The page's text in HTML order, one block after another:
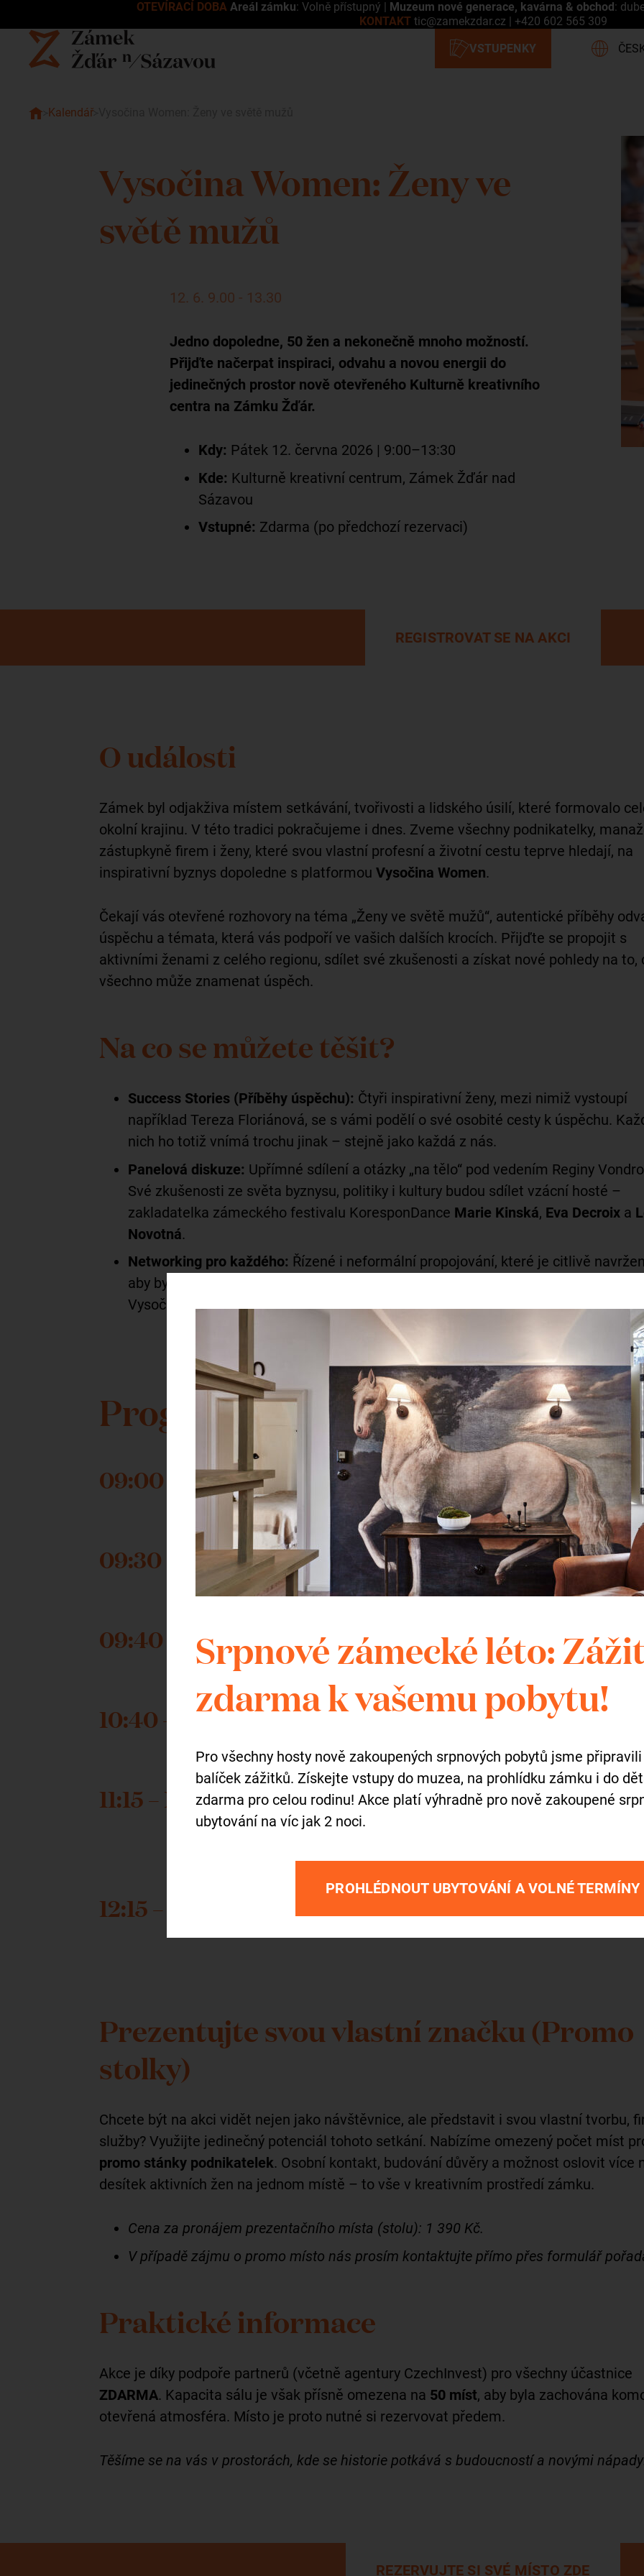
OTEVÍRACÍ DOBA Areál zámku: Volně přístupný | Muzeum nové generace, kavárna & obchod:
KONTAKT tic@zamekzdar.cz | +420 602 565 309
Kalendář
Vysočina Women: Ženy ve
světě mužů
12. 6. 9.00 - 13.30
Jedno dopoledne, 50 žen a nekonečně mnoho možností.
Přijďte načerpat inspiraci, odvahu a novou energii do
jedinečných prostor nově otevřeného Kulturně kreativního
centra na Zámku Žďár.
Kdy: Pátek 12. června 2026 | 9:00–13:30
Kde: Kulturně kreativní centrum, Zámek Žďár nad
Sázavou
Vstupné: Zdarma (po předchozí rezervaci)
REGISTROVAT SE NA AKCI
O události
Zámek byl odjakživa místem setkávání, tvořivosti a lidského úsilí, které formovalo
okolní krajinu. V této tradici pokračujeme i dnes. Zveme všechny podnikatelky,
zástupkyně firem i ženy, které svou vlastní profesní a životní cestu teprve hledají, na
inspirativní byznys dopoledne s platformou Vysočina Women.
Čekají vás otevřené rozhovory na téma „Ženy ve světě mužů“, autentické příběhy
úspěchu a témata, která vás podpoří ve vašich dalších krocích. Přijďte se propojit s
aktivními ženami z celého regionu, sdílet své zkušenosti a získat nové pohledy na to,
všechno může znamenat úspěch.
Na co se můžete těšit?
Success Stories (Příběhy úspěchu): Čtyři inspirativní ženy, mezi nimiž vystoupí
například Tereza Floriánová, se s vámi podělí o své osobité cesty k úspěchu.
nich ho totiž vnímá trochu jinak – stejně jako každá z nás.
Panelová diskuze: Upřímné sdílení a otázky „na tělo“ pod vedením Reginy
Své zkušenosti ze světa byznysu, politiky i kultury budou sdílet vzácní hosté –
zakladatelka zámeckého festivalu KoresponDance Marie Kinská, Eva Decroix a
Novotná.
Networking pro každého: Řízené i neformální propojování, které je citlivě
aby bylo příjemné i pro introvertky. Získáte nové kontakty na zajímavé ženy z celé
Vysočiny a možná i budoucí partnerky pro své projekty.
Program dopoledne
09:00 – 09:30 Registrace
09:30 – 09:40 Slavnostní zahájení
09:40 – 10:40 Success Stories (4
10:40 – 11:15 Coffee Break v
11:15 – 12:15
Panelová diskuze
12:15 – 13:30 Společný
Prezentujte svou vlastní značku (Promo
stolky)
Chcete být na akci vidět nejen jako návštěvnice, ale představit i svou vlastní tvorbu,
služby? Využijte jedinečný potenciál tohoto setkání. Nabízíme omezený počet míst
promo stánky podnikatelek. Osobní kontakt, budování důvěry a možnost oslovit více
desítek aktivních žen na jednom místě – to vše v kreativním prostředí zámku.
Cena za pronájem prezentačního místa (stolu): 1 390 Kč.
V případě zájmu o promo místo nás prosím kontaktujte přímo přes formulář
Praktické informace
Akce je díky podpoře partnerů (včetně agentury CzechInvest) pro všechny účastnice
ZDARMA. Kapacita sálu je však přísně omezena na 50 míst, aby byla zachována
otevřená atmosféra. Místo je proto nutné si rezervovat předem.
Těšíme se na vás v prostorách, kde se historie potkává s budoucností a novými
REZERVUJTE SI SVÉ MÍSTO ZDE
Srpnové zámecké léto:
zdarma k vašemu pobytu!
Pro všechny hosty nově zakoupených srpnových pobytů jsme
balíček zážitků. Získejte vstupy do muzea, na prohlídku zámku i do
zdarma pro celou rodinu! Akce platí výhradně pro nově zakoupené
ubytování na víc jak 2 noci.
PROHLÉDNOUT UBYTOVÁNÍ A VOLNÉ TERMÍNY